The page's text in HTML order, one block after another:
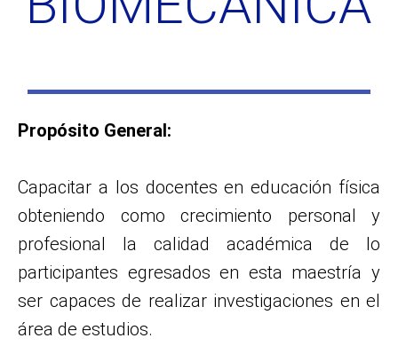
Propósito General:
Capacitar a los docentes en educación física
obteniendo como crecimiento personal y
profesional la calidad académica de lo
participantes egresados en esta maestría y
ser capaces de realizar investigaciones en el
área de estudios.